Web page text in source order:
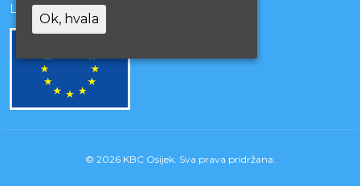
Lista projekata
© 2026 KBC Osijek. Sva prava pridržana.
Ok, hvala